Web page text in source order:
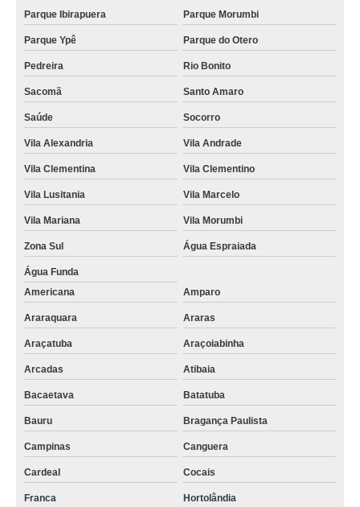
Parque Ibirapuera Parque Morumbi
Parque Ypê Parque do Otero
Pedreira Rio Bonito
Sacomã Santo Amaro
Saúde Socorro
Vila Alexandria Vila Andrade
Vila Clementina Vila Clementino
Vila Lusitania Vila Marcelo
Vila Mariana Vila Morumbi
Zona Sul Água Espraiada
Água Funda
Americana
Amparo
Araraquara Araras
Araçatuba Araçoiabinha
Arcadas Atibaia
Bacaetava Batatuba
Bauru Bragança Paulista
Campinas Canguera
Cardeal Cocais
Franca Hortolândia